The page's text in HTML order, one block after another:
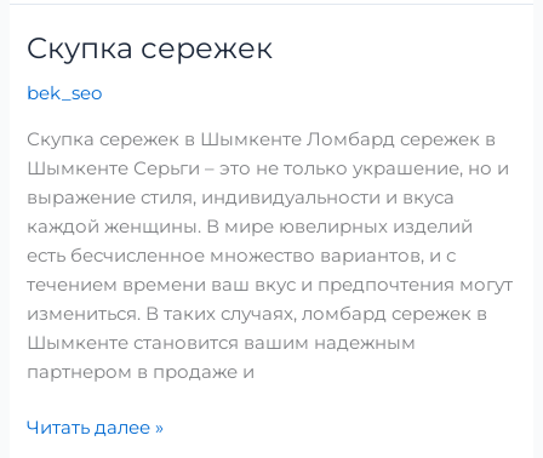
Cкупка сережек
bek_seo
Скупка сережек в Шымкенте Ломбард сережек в
Шымкенте Серьги – это не только украшение, но и
выражение стиля, индивидуальности и вкуса
каждой женщины. В мире ювелирных изделий
есть бесчисленное множество вариантов, и с
течением времени ваш вкус и предпочтения могут
измениться. В таких случаях, ломбард сережек в
Шымкенте становится вашим надежным
партнером в продаже и
Cкупка
Читать далее »